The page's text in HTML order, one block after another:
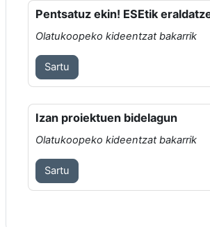
Pentsatuz ekin! ESEtik
Olatukoopeko kideentzat bakarrik
Sartu
Izan proiektuen bidelagun
Olatukoopeko kideentzat bakarrik
Sartu